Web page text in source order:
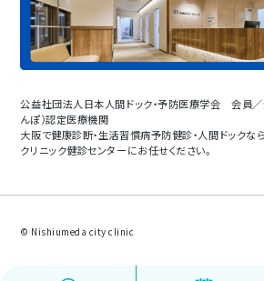
公益社団法人日本人間ドック・予防医療学会 会員
んぽ）認定医療機関
大阪で健康診断・生活習慣病予防健診・人間ドックな
クリニック健診センターにお任せください。
© Nishiumeda city clinic